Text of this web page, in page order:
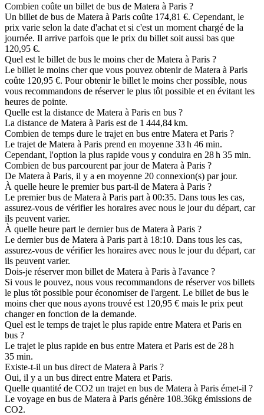
Combien coûte un billet de bus de Matera à Paris ?
Un billet de bus de Matera à Paris coûte 174,81 €. Cependant, le
prix varie selon la date d'achat et si c'est un moment chargé de la
journée. Il arrive parfois que le prix du billet soit aussi bas que
120,95 €.
Quel est le billet de bus le moins cher de Matera à Paris ?
Le billet le moins cher que vous pouvez obtenir de Matera à Paris
coûte 120,95 €. Pour obtenir le billet le moins cher possible, nous
vous recommandons de réserver le plus tôt possible et en évitant les
heures de pointe.
Quelle est la distance de Matera à Paris en bus ?
La distance de Matera à Paris est de 1 444,84 km.
Combien de temps dure le trajet en bus entre Matera et Paris ?
Le trajet de Matera à Paris prend en moyenne 33 h 46 min.
Cependant, l'option la plus rapide vous y conduira en 28 h 35 min.
Combien de bus parcourent par jour de Matera à Paris ?
De Matera à Paris, il y a en moyenne 20 connexion(s) par jour.
À quelle heure le premier bus part-il de Matera à Paris ?
Le premier bus de Matera à Paris part à 00:35. Dans tous les cas,
assurez-vous de vérifier les horaires avec nous le jour du départ, car
ils peuvent varier.
À quelle heure part le dernier bus de Matera à Paris ?
Le dernier bus de Matera à Paris part à 18:10. Dans tous les cas,
assurez-vous de vérifier les horaires avec nous le jour du départ, car
ils peuvent varier.
Dois-je réserver mon billet de Matera à Paris à l'avance ?
Si vous le pouvez, nous vous recommandons de réserver vos billets
le plus tôt possible pour économiser de l'argent. Le billet de bus le
moins cher que nous ayons trouvé est 120,95 € mais le prix peut
changer en fonction de la demande.
Quel est le temps de trajet le plus rapide entre Matera et Paris en
bus ?
Le trajet le plus rapide en bus entre Matera et Paris est de 28 h
35 min.
Existe-t-il un bus direct de Matera à Paris ?
Oui, il y a un bus direct entre Matera et Paris.
Quelle quantité de CO2 un trajet en bus de Matera à Paris émet-il ?
Le voyage en bus de Matera à Paris génère 108.36kg émissions de
CO2.